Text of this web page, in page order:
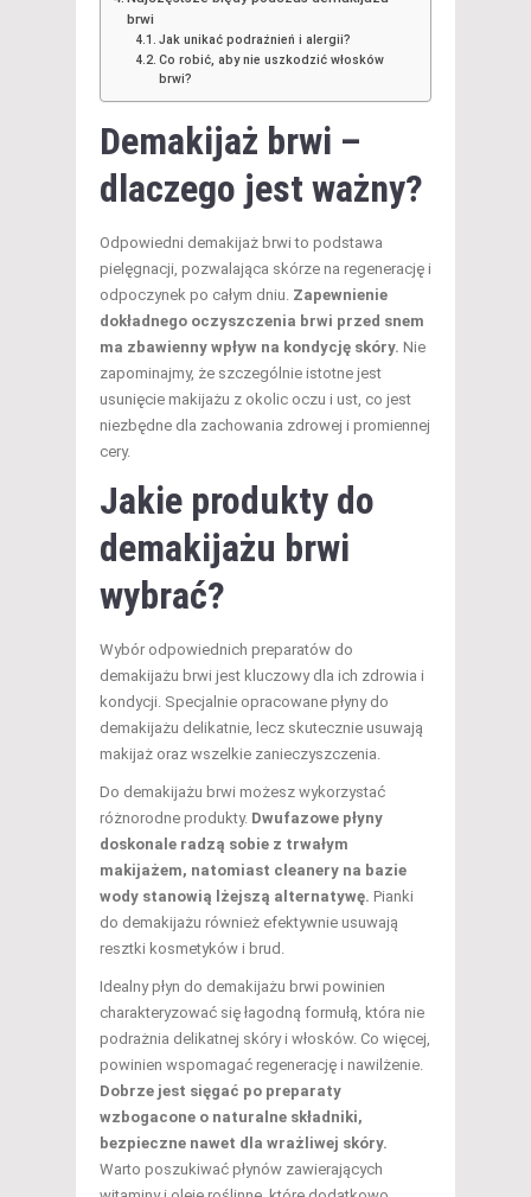
brwi
Jak unikać podrażnień i alergii?
Co robić, aby nie uszkodzić włosków
brwi?
Demakijaż brwi –
dlaczego jest ważny?
Odpowiedni demakijaż brwi to podstawa
pielęgnacji, pozwalająca skórze na regenerację i
odpoczynek po całym dniu. Zapewnienie
dokładnego oczyszczenia brwi przed snem
ma zbawienny wpływ na kondycję skóry. Nie
zapominajmy, że szczególnie istotne jest
usunięcie makijażu z okolic oczu i ust, co jest
niezbędne dla zachowania zdrowej i promiennej
cery.
Jakie produkty do
demakijażu brwi
wybrać?
Wybór odpowiednich preparatów do
demakijażu brwi jest kluczowy dla ich zdrowia i
kondycji. Specjalnie opracowane płyny do
demakijażu delikatnie, lecz skutecznie usuwają
makijaż oraz wszelkie zanieczyszczenia.
Do demakijażu brwi możesz wykorzystać
różnorodne produkty. Dwufazowe płyny
doskonale radzą sobie z trwałym
makijażem, natomiast cleanery na bazie
wody stanowią lżejszą alternatywę. Pianki
do demakijażu również efektywnie usuwają
resztki kosmetyków i brud.
Idealny płyn do demakijażu brwi powinien
charakteryzować się łagodną formułą, która nie
podrażnia delikatnej skóry i włosków. Co więcej,
powinien wspomagać regenerację i nawilżenie.
Dobrze jest sięgać po preparaty
wzbogacone o naturalne składniki,
bezpieczne nawet dla wrażliwej skóry.
Warto poszukiwać płynów zawierających